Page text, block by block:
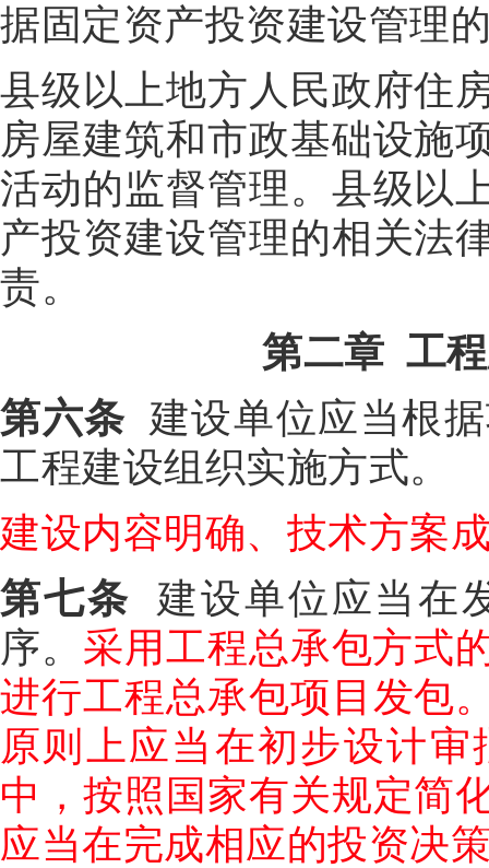
据固定资产投资建设管理
县级以上地方人民政府住
房屋建筑和市政基础设施
活动的监督管理。县级以
产投资建设管理的相关法
责。
第二章 工
第六条 建设单位应当根
工程建设组织实施方式。
建设内容明确、技术方案
第七条 建设单位应当在
序。 采用工程总承包方式
进行工程总承包项目发包
原则上应当在初步设计
中，按照国家有关规定简
应当在完成相应的投资决